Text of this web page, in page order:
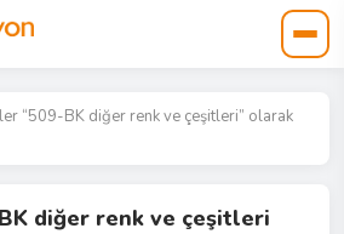
“509-BK diğer renk ve çeşitleri” olarak
diğer renk ve çeşitleri